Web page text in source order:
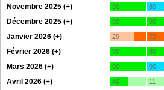
Novembre 2025 (+) 90 89
Décembre 2025 (+) 90 90
Janvier 2026 (+) 29 72
Février 2026 (+) 90 80
Mars 2026 (+) 90 90
Avril 2026 (+) 46 11